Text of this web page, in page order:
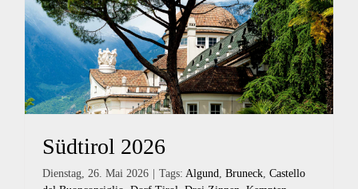
Südtirol 2026
Dienstag, 26. Mai 2026 Tags: Algund, Bruneck, Castello